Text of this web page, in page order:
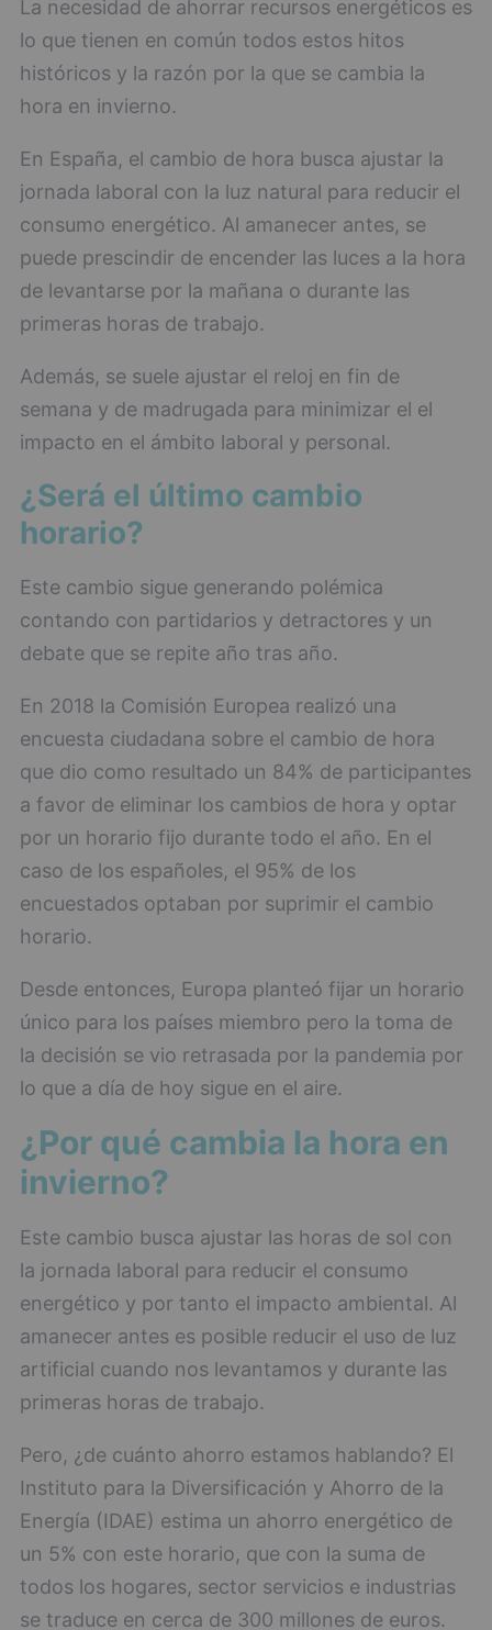
La necesidad de ahorrar recursos energéticos es
lo que tienen en común todos estos hitos
históricos y la razón por la que se cambia la
hora en invierno.
En España, el cambio de hora busca ajustar la
jornada laboral con la luz natural para reducir el
consumo energético. Al amanecer antes, se
puede prescindir de encender las luces a la hora
de levantarse por la mañana o durante las
primeras horas de trabajo.
Además, se suele ajustar el reloj en fin de
semana y de madrugada para minimizar el el
impacto en el ámbito laboral y personal.
¿Será el último cambio
horario?
Este cambio sigue generando polémica
contando con partidarios y detractores y un
debate que se repite año tras año.
En 2018 la Comisión Europea realizó una
encuesta ciudadana sobre el cambio de hora
que dio como resultado un 84% de participantes
a favor de eliminar los cambios de hora y optar
por un horario fijo durante todo el año. En el
caso de los españoles, el 95% de los
encuestados optaban por suprimir el cambio
horario.
Desde entonces, Europa planteó fijar un horario
único para los países miembro pero la toma de
la decisión se vio retrasada por la pandemia por
lo que a día de hoy sigue en el aire.
¿Por qué cambia la hora en
invierno?
Este cambio busca ajustar las horas de sol con
la jornada laboral para reducir el consumo
energético y por tanto el impacto ambiental. Al
amanecer antes es posible reducir el uso de luz
artificial cuando nos levantamos y durante las
primeras horas de trabajo.
Pero, ¿de cuánto ahorro estamos hablando? El
Instituto para la Diversificación y Ahorro de la
Energía (IDAE) estima un ahorro energético de
un 5% con este horario, que con la suma de
todos los hogares, sector servicios e industrias
se traduce en cerca de 300 millones de euros.